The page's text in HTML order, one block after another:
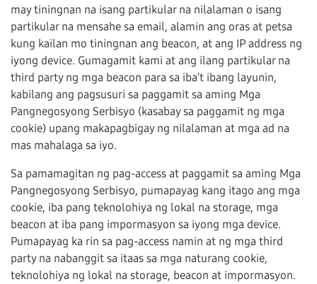
may tiningnan na isang partikular na nilalaman o isang
partikular na mensahe sa email, alamin ang oras at petsa
kung kailan mo tiningnan ang beacon, at ang IP address ng
iyong device. Gumagamit kami at ang ilang partikular na
third party ng mga beacon para sa iba’t ibang layunin,
kabilang ang pagsusuri sa paggamit sa aming Mga
Pangnegosyong Serbisyo (kasabay sa paggamit ng mga
cookie) upang makapagbigay ng nilalaman at mga ad na
mas mahalaga sa iyo.
Sa pamamagitan ng pag-access at paggamit sa aming Mga
Pangnegosyong Serbisyo, pumapayag kang itago ang mga
cookie, iba pang teknolohiya ng lokal na storage, mga
beacon at iba pang impormasyon sa iyong mga device.
Pumapayag ka rin sa pag-access namin at ng mga third
party na nabanggit sa itaas sa mga naturang cookie,
teknolohiya ng lokal na storage, beacon at impormasyon.